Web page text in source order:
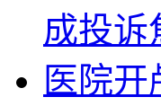
成投诉
医院